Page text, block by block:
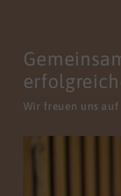
Wir freuen uns